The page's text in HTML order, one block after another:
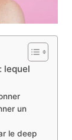
lequel
un
le deep